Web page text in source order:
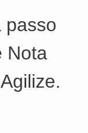
passo
Nota